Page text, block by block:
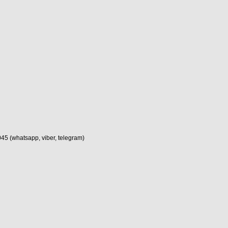
(whatsapp, viber, telegram)